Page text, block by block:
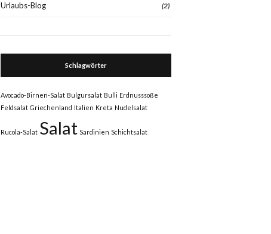
Urlaubs-Blog (2)
Schlagwörter
Avocado-Birnen-Salat Bulgursalat Bulli Erdnusssoße
Feldsalat Griechenland Italien Kreta Nudelsalat
Rucola-Salat Salat Sardinien Schichtsalat